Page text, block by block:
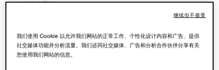
可在精品店退货。
精品店试穿
我们使用 Cookie 以允许我们网站的正常工作、个性化设计内容和广告、提供
社交媒体功能并分析流量。我们还同社交媒体、广告和分析合作伙伴分享有关
您使用我们网站的信息。
继续但不接受